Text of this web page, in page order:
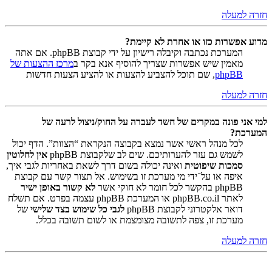
חזרה למעלה
מדוע אפשרות כזו או אחרת לא קיימת?
המערכת נכתבה וקיבלה רישיון על ידי קבוצת phpBB. אם אתה
מאמין שיש אפשרות שצריך להוסיף אנא בקר במרכז ההצעות של
phpBB, שם תוכל להצביע להצעות או להציע הצעות חדשות
חזרה למעלה
למי אני פונה במקרים של חשד לעברה על החוק/ניצול לרעה של
המערכת?
לכל מנהל ראשי אשר נמצא בקבוצה הנקראת “הצוות”. הדף יכול
לשמש גם עזר להערותיכם. שים לב שלקבוצת phpBB
אין לחלוטין
סמכות שיפוטית ואינה יכולה בשום דרך לשאת באחריות לגבי איך,
איפה או על־ידי מי מערכת זו בשימוש. אל תצור קשר עם קבוצת
phpBB בהקשר לכל חומר לא חוקי אשר
לא קשור באופן ישיר
לאתר phpBB.co.il או המערכת phpBB עצמה בפרט. אם תשלח
דואר אלקטרוני לקבוצת phpBB
לגבי כל שימוש בצד שלישי של
מערכת זו, צפה לתשובה מצומצמת או לשום תשובה בכלל.
חזרה למעלה